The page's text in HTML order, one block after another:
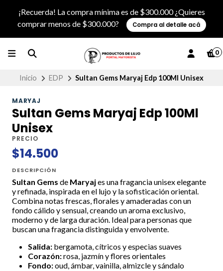
¡Recuerda! La compra mínima es de $300.000 ¿Quieres
comprar menos de $300.000?
Compra al detalle acá
0
Inicio EDP Sultan Gems Maryaj Edp 100Ml Unisex
MARYAJ
Sultan Gems Maryaj Edp 100Ml
Unisex
PRECIO
$14.500
DESCRIPCIÓN
Sultan Gems de Maryajes una fragancia unisex elegante
y refinada, inspirada en el lujo y la sofisticación oriental.
Combina notas frescas, florales y amaderadas con un
fondo cálido y sensual, creando un aroma exclusivo,
moderno y de larga duración. Ideal para personas que
buscan una fragancia distinguida y envolvente.
Salida: bergamota, cítricos y especias suaves
Corazón:rosa, jazmín y flores orientales
Fondo:oud, ámbar, vainilla, almizcle y sándalo